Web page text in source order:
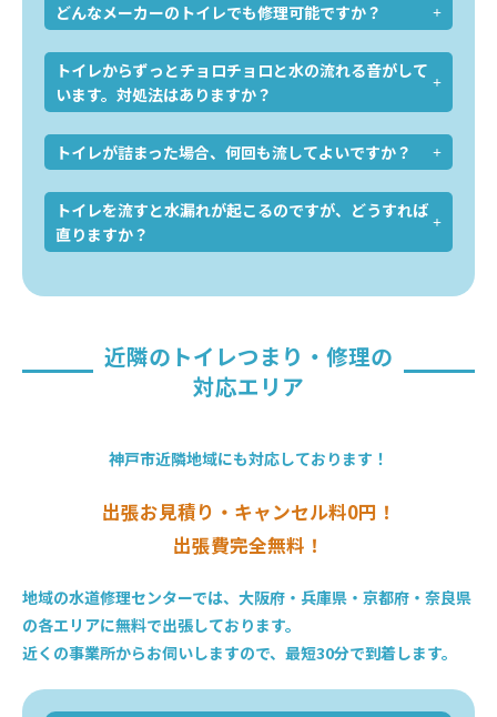
どんなメーカーのトイレでも修理可能ですか？
トイレからずっとチョロチョロと水の流れる音がして
います。対処法はありますか？
トイレが詰まった場合、何回も流してよいですか？
トイレを流すと水漏れが起こるのですが、どうすれば
直りますか？
近隣のトイレつまり・修理の
対応エリア
神戸市近隣地域にも対応しております！
出張お見積り・キャンセル料0円！
出張費完全無料！
地域の水道修理センターでは、大阪府・兵庫県・京都府・奈良県
の各エリアに無料で出張しております。
近くの事業所からお伺いしますので、最短30分で到着します。